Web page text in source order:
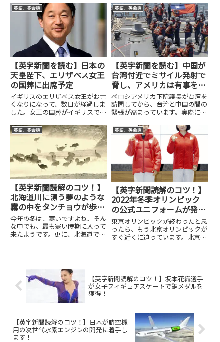
メージがします。次の大きな大会
は、来年のワールドベースボール
クラシックのようです。では、今
日もまずは記事全体を読んでみた
ります。それが、ニューラリンク
社という会社です。今日は、ニュ
ーラリンク社の話題を取り上げよ
うと思います。まずは記事全体...
英語、英会話
【英字新聞を読む】日本の
天皇陛下、エリザベス女王
の国葬に出席予定
イギリスのエリザベス女王がお亡
くなりになって、数日が経過しま
した。女王の国葬がイギリスでは
葬に、日本の天皇である徳仁天皇
が出席される予定だということで
す。日本の皇室とイギリスの王室
は、深い絆で結ばれています。
こ...
英語、英会話
【英字新聞を読む】中国が
台湾付近でミサイル発射で
脅し、アメリカは有事を不
安視している！
ペロシアメリカ下院議長が台湾を
訪問してから、台湾と中国の間の
緊張が高まっています。実際に中
備し、軍事訓練を行っている。実
際にミサイルを台湾上空に初めて
飛ばしたりもしているようです。
ここ3日間にわたって、この話
英語、英会話
【英字新聞読解のコツ！】
北海道川に漂う夢のような
霧の中をタンチョウが歩
く！
今年の冬は、寒いですよね。そん
な中でも、最も寒い時期に入って
来たようです。更に、北海道で
に行くのはとても勇気がいりそう
で...
英語、英会話
【英字新聞読解のコツ！】
2022年冬季オリンピック
の公式ユニフォームが発表
されました！
東京オリンピックが終わったと思
ったら、もう北京オリンピックが
すぐ近くに迫っています。北京オ
ニフォームを発表しました。デ...
【英字新聞読解のコツ！】坂本花織選手
が女子フィギュアスケートで銅メダルを
獲得！
【英字新聞読解のコツ！】日本が航空機
用の次世代水素エンジンの開発に着手し
ます！